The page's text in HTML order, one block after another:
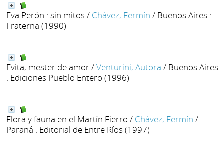
Eva Perón : sin mitos / Chávez, Fermín / Buenos Aires :
Fraterna (1990)
Evita, mester de amor/Venturini, Autora / Buenos Aires
: Ediciones Pueblo Entero (1996)
Flora y fauna en el Martín Fierro / Chávez, Fermín /
Paraná : Editorial de Entre Ríos (1997)